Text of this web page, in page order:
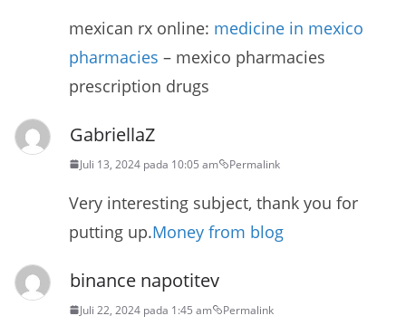
mexican rx online: medicine in mexico
pharmacies – mexico pharmacies
prescription drugs
GabriellaZ
Juli 13, 2024 pada 10:05 am Permalink
Very interesting subject, thank you for
putting up.Money from blog
binance napotitev
Juli 22, 2024 pada 1:45 am Permalink